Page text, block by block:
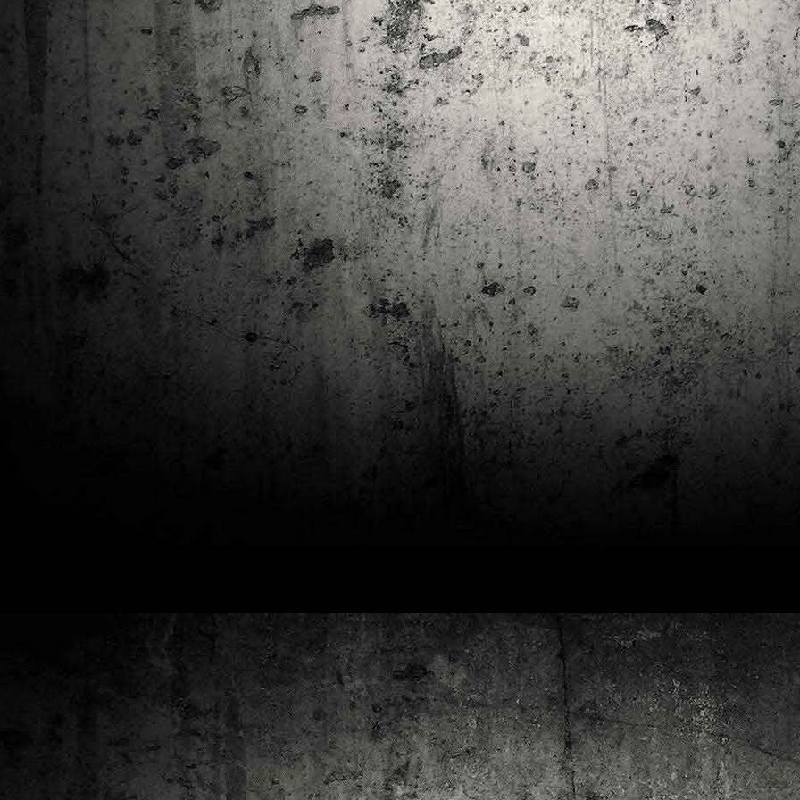
trimestre del club de lectura de còmics de la Biblioteca Pública de
Tarragona. I aquest és el menú ofert per als mesos d'abril, maig i juny. Com ja és
habitual, el club se segueix en modalitat virtual amb l'aplicació Tellfy i les
trobades mensuals són per videoconferència.
MAR
13
Descobrint els orígens de la revista Spirou
Ja tinc a les mans el resultat d'una feina que m'ha portat a capbussar-me
els darrers temps en la història del còmic europeu i dels seus grans
autors i personatges!
Segur que coneixeu en Lucky Luke, els Barrufets, en Marsupilami o en Spirou,
però sabíeu que van néixer en una revista? Le Journal de Spirou, publicada per
primera vegada el 21 d’abril de 1938, és una de les grans icones de l’escola de
còmic franco-belga.
24
El compromís de Joan Junceda: ‘Somnis entre la boira’ de
Lluís Recasens i Àngel Marí
Nascut a Barcelona l’any 1881 i mort a Blanes el 1948, Joan Junceda és
un dels noms més destacats entre els dibuixants, il·lustradors i caricaturistes
catalans d’aquesta època. Tot i començar sense cap tipus de formació, ben
aviat s’integrà dins la redacció del setmanari Cu-Cut!, participant activament en
Abans de tancar el 2024, arriba l'hora de presentar les lectures del
primer trimestre del 2025 del club de lectura de còmics de la Biblioteca
Pública de Tarragona, gratuït i virtual. El menú, ben variat: un personatge
clàssic, l'adaptació d'una novel·la molt coneguda (i llegida) i una novetat molt
impactant. Aquí en teniu els detalls!
Gener
Corto Maltés.
OCT